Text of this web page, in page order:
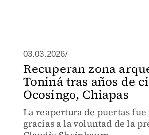
03.03.2026/
Recuperan zona
Toniná tras años de
Ocosingo, Chiapas
La reapertura de puertas fue
gracias a la voluntad de la